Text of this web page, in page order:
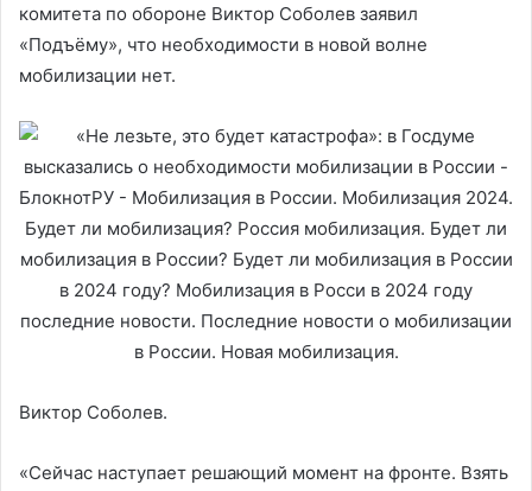
комитета по обороне Виктор Соболев заявил
«Подъёму», что необходимости в новой волне
мобилизации нет.
Виктор Соболев.
«Сейчас наступает решающий момент на фронте. Взять